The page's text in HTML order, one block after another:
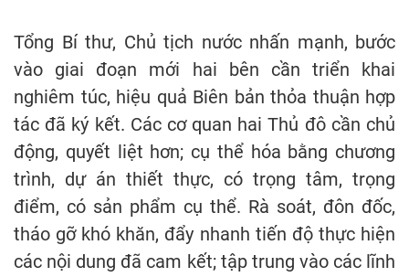
Tổng Bí thư, Chủ tịch nước nhấn mạnh, bước
vào giai đoạn mới hai bên cần triển khai
nghiêm túc, hiệu quả Biên bản thỏa thuận hợp
tác đã ký kết. Các cơ quan hai Thủ đô cần chủ
động, quyết liệt hơn; cụ thể hóa bằng chương
trình, dự án thiết thực, có trọng tâm, trọng
điểm, có sản phẩm cụ thể. Rà soát, đôn đốc,
tháo gỡ khó khăn, đẩy nhanh tiến độ thực hiện
các nội dung đã cam kết; tập trung vào các lĩnh